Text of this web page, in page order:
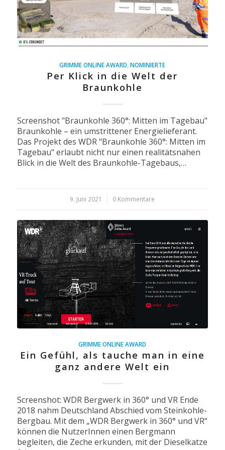
GRIMME ONLINE AWARD ,NOMINIERTE
Per Klick in die Welt der
Braunkohle
Screenshot "Braunkohle 360°: Mitten im Tagebau"
Braunkohle – ein umstrittener Energielieferant.
Das Projekt des WDR "Braunkohle 360°: Mitten im
Tagebau" erlaubt nicht nur einen realitätsnahen
Blick in die Welt des Braunkohle-Tagebaus,…
9. Juni 2021
/ 0 Kommentare
GRIMME ONLINE AWARD
Ein Gefühl, als tauche man in eine
ganz andere Welt ein
Screenshot: WDR Bergwerk in 360° und VR Ende
2018 nahm Deutschland Abschied vom Steinkohle-
Bergbau. Mit dem „WDR Bergwerk in 360° und VR“
können die NutzerInnen einen Bergmann
begleiten, die Zeche erkunden, mit der Dieselkatze